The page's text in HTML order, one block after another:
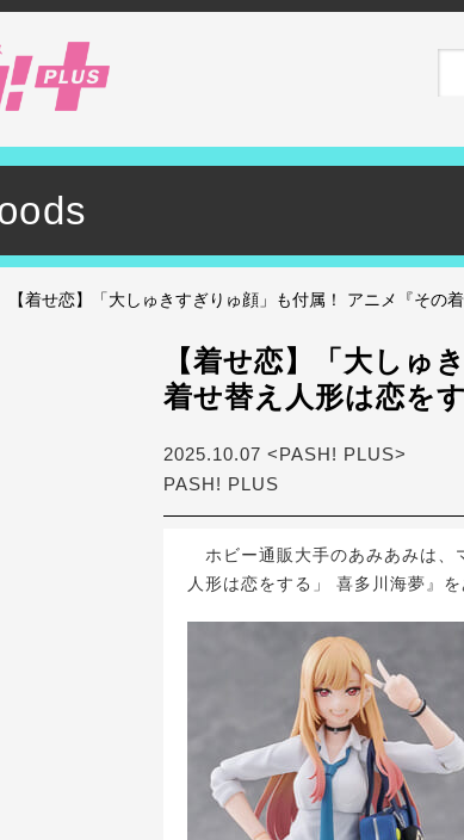
【着せ恋】「大しゅきすぎりゅ顔」も付属！ アニメ『そ
【着せ恋】「大しゅ
着せ替え人形は恋を
2025.10.07 <PASH! PLUS>
PASH! PLUS
ホビー通販大手のあみあみは、
人形は恋をする」 喜多川海夢』